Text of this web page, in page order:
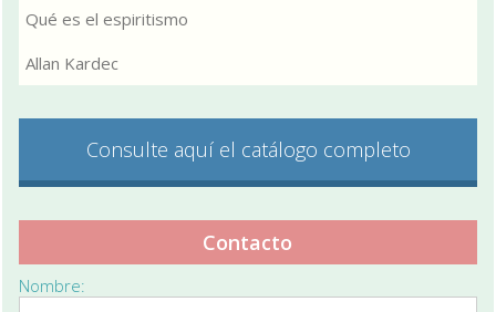
Qué es el espiritismo
Allan Kardec
Consulte aquí el catálogo completo
Contacto
Nombre: